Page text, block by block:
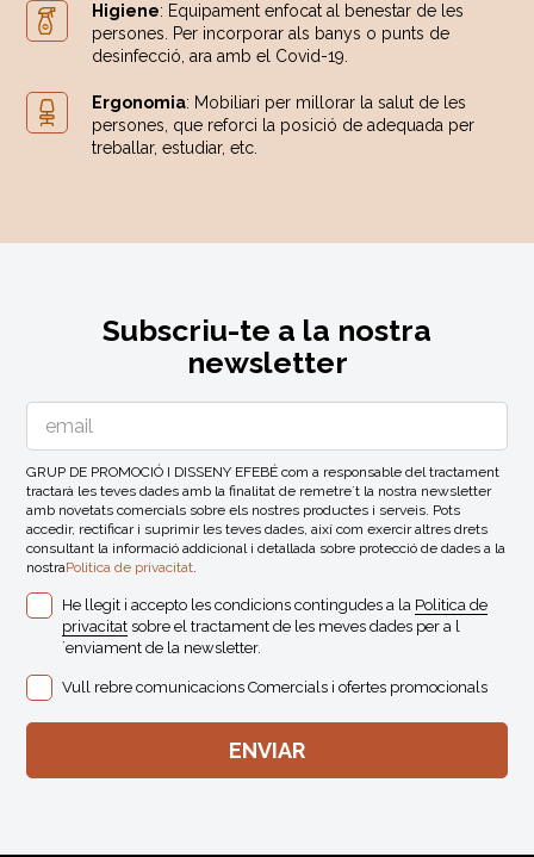
Higiene: Equipament enfocat al benestar de les
persones. Per incorporar als banys o punts de
desinfecció, ara amb el Covid-19.
Ergonomia: Mobiliari per millorar la salut de les
persones, que reforci la posició de adequada per
treballar, estudiar, etc.
Subscriu-te a la nostra
newsletter
GRUP DE PROMOCIÓ I DISSENY EFEBÉ com a responsable del tractament
tractarà les teves dades amb la finalitat de remetre´t la nostra newsletter
amb novetats comercials sobre els nostres productes i serveis. Pots
accedir, rectificar i suprimir les teves dades, així com exercir altres drets
consultant la informació addicional i detallada sobre protecció de dades a la
nostraPolitica de privacitat.
He llegit i accepto les condicions contingudes a la Politica de
privacitat sobre el tractament de les meves dades per a l
´enviament de la newsletter.
Vull rebre comunicacions Comercials i ofertes promocionals